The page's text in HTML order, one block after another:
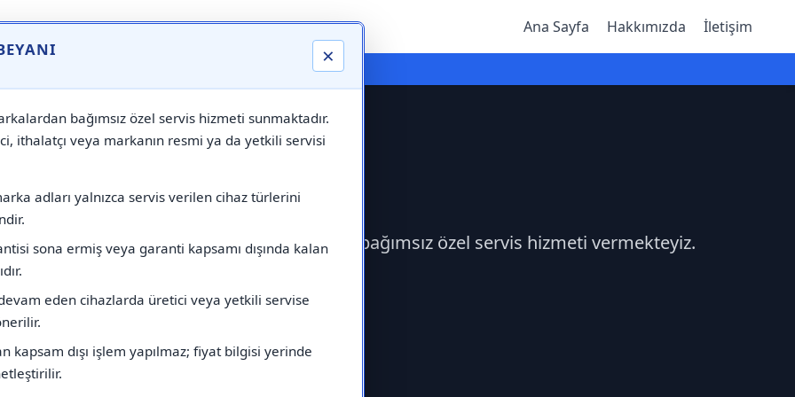
×
bağımsız özel servis hizmeti sunmaktadır.
ithalatçı veya markanın resmi ya da yetkili servisi
adları yalnızca servis verilen cihaz türlerini
sona ermiş veya garanti kapsamı dışında kalan
eden cihazlarda üretici veya yetkili servise
kapsam dışı işlem yapılmaz; fiyat bilgisi yerinde
Ana Sayfa Hakkımızda İletişim
⚠️ Markadan Bağımsız "Özel Servis" Hizmeti
Gorenje Servisi çağırabilirsiniz.Markadan bağımsız özel servis hizmeti vermekteyiz.